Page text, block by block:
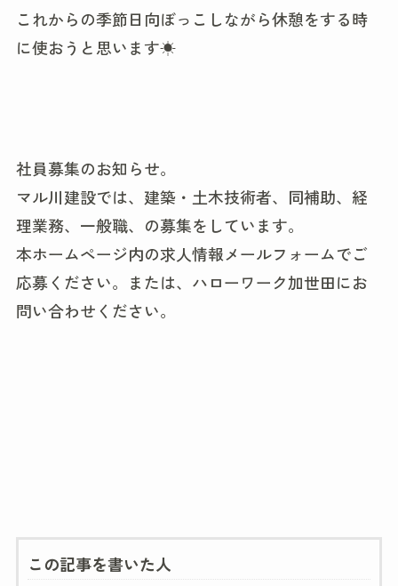
これからの季節日向ぼっこしながら休憩をする時
に使おうと思います☀
社員募集のお知らせ。
マル川建設では、建築・土木技術者、同補助、経
理業務、一般職、の募集をしています。
本ホームページ内の求人情報メールフォームでご
応募ください。または、ハローワーク加世田にお
問い合わせください。
この記事を書いた人